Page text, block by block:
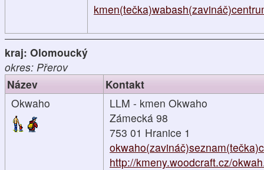
kraj: Olomoucký
okres: Přerov
Název
Kontakt
Okwaho
LLM - kmen Okwaho
Zámecká 98
753 01 Hranice 1
http://kmeny.woodcraft.cz/